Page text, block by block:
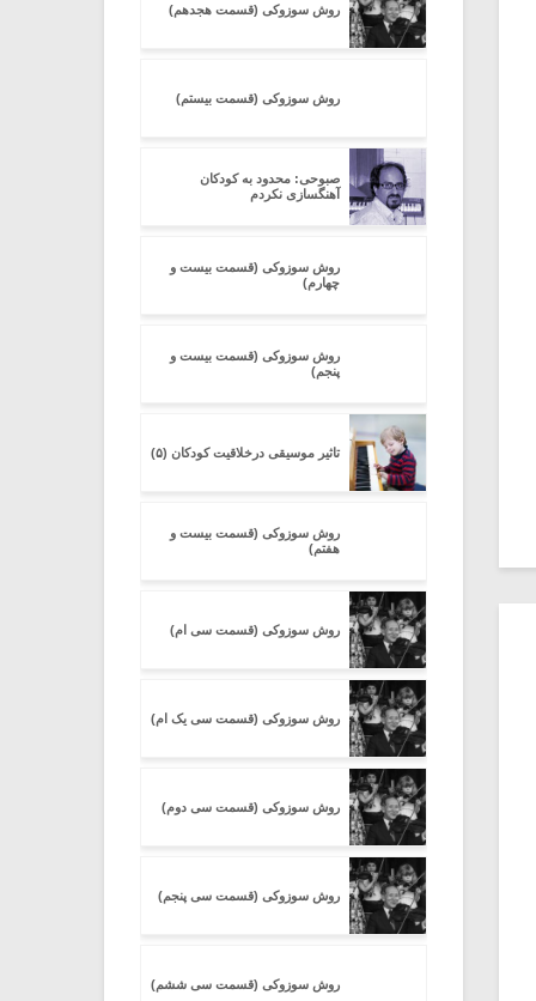
روش سوزوکی (قسمت هجدهم)
روش سوزوکی (قسمت بیستم)
صبوحی: محدود به کودکان
آهنگسازی نکردم
روش سوزوکی (قسمت بیست و
چهارم)
روش سوزوکی (قسمت بیست و
پنجم)
تاثیر موسیقی درخلاقیت کودکان (۵)
روش سوزوکی (قسمت بیست و
هفتم)
روش سوزوکی (قسمت سی ام)
روش سوزوکی (قسمت سی یک ام)
روش سوزوکی (قسمت سی دوم)
روش سوزوکی (قسمت سی پنجم)
روش سوزوکی (قسمت سی ششم)